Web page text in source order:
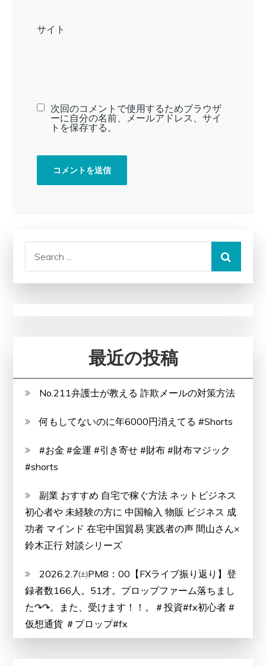
サイト
次回のコメントで使用するためブラウザ
ーに自分の名前、メールアドレス、サイ
トを保存する。
最近の投稿
No.211弁護士が教える 詐欺メールの対策方法
何もしてないのに年6000円消えてる #Shorts
#お金 #金運 #引き寄せ #財布 #財布マジック
#shorts
副業 おすすめ 自宅で稼ぐ方法 ネットビジネス
初心者や 未経験の方に 中国輸入 物販 ビジネス 成
功者 マインド 在宅中国貿易 実践者の声 間山さん×
鈴木正行 対談シリーズ
2026.2.7㈯PM8：00【FXライブ振り返り】登
録者数166人。51才。プロップファーム落ちまし
た↷↷。また、受けます！！。＃投資#fx初心者 #
仮想通貨 ＃プロップ#fx